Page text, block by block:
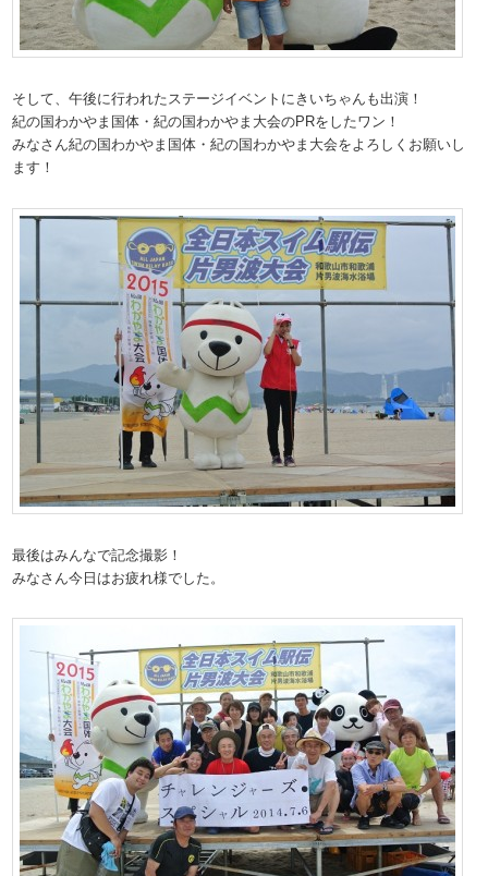
そして、午後に行われたステージイベントにきいちゃんも出演！
紀の国わかやま国体・紀の国わかやま大会のPRをしたワン！
みなさん紀の国わかやま国体・紀の国わかやま大会をよろしくお願いし
ます！
最後はみんなで記念撮影！
みなさん今日はお疲れ様でした。